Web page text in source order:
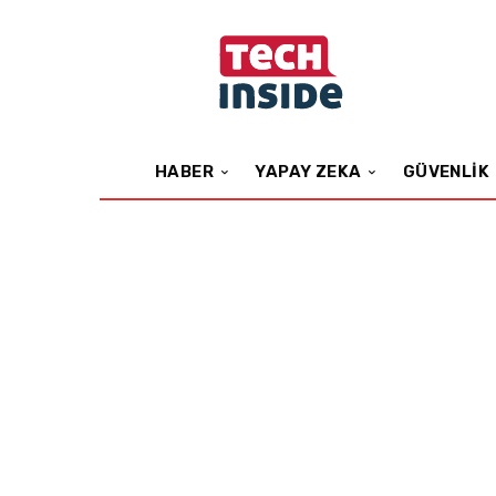
HABER YAPAY ZEKA GÜVENLIK